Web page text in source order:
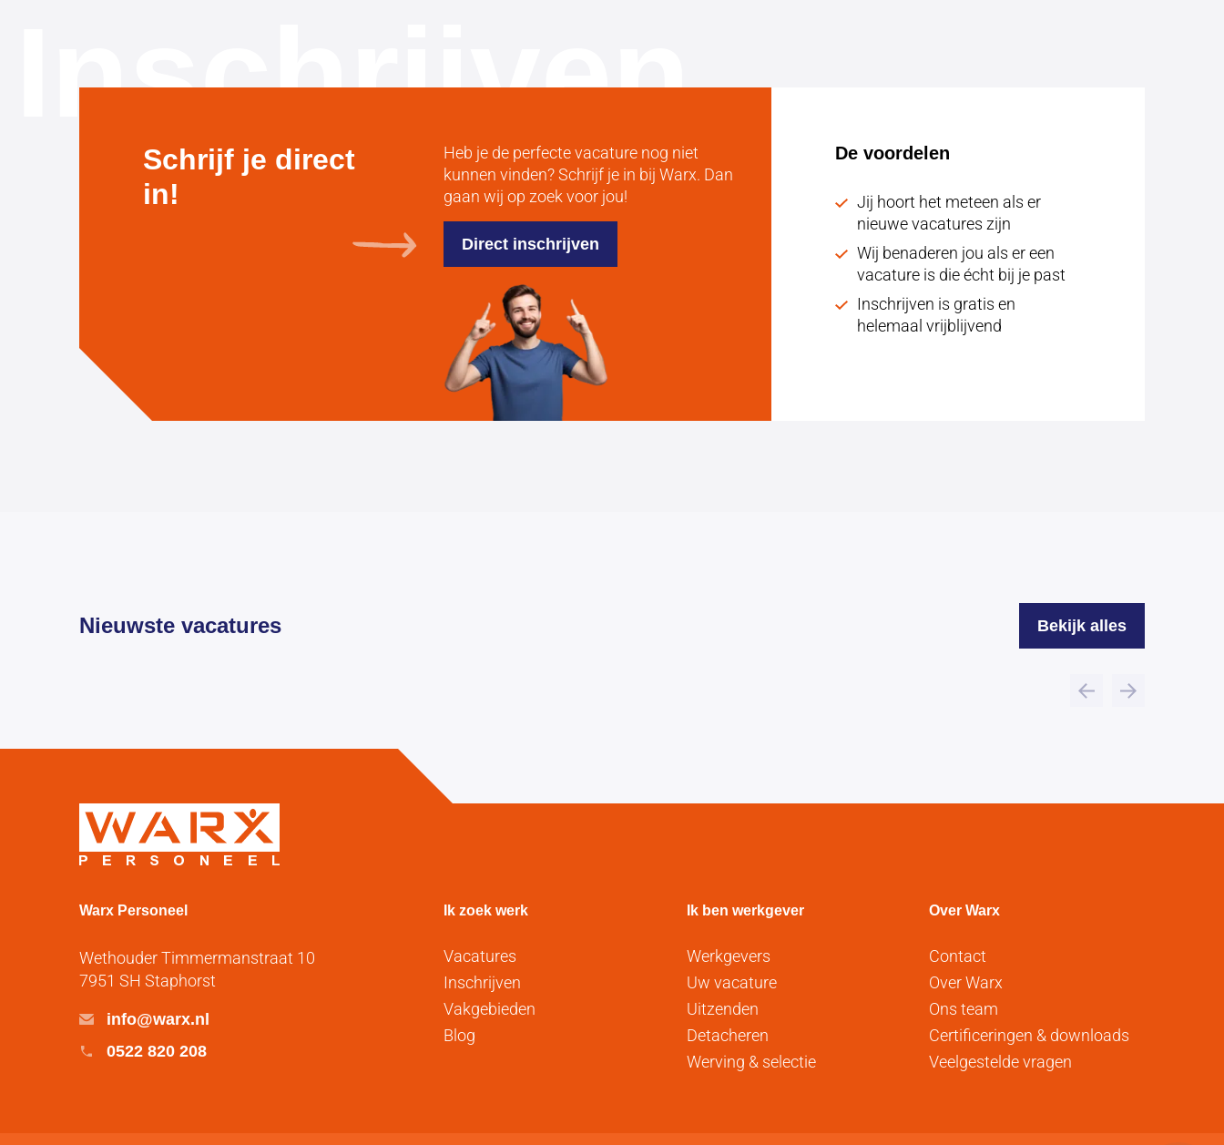
Inschrijven
Schrijf je direct
in!
Heb je de perfecte vacature nog niet
kunnen vinden? Schrijf je in bij Warx. Dan
gaan wij op zoek voor jou!
Direct inschrijven
De voordelen
Jij hoort het meteen als er
nieuwe vacatures zijn
Wij benaderen jou als er een
vacature is die écht bij je past
Inschrijven is gratis en
helemaal vrijblijvend
Nieuwste vacatures Bekijk alles
Warx Personeel
Wethouder Timmermanstraat 10
7951 SH Staphorst
info@warx.nl
0522 820 208
Ik zoek werk
Vacatures
Inschrijven
Vakgebieden
Blog
Ik ben werkgever
Werkgevers
Uw vacature
Uitzenden
Detacheren
Werving & selectie
Over Warx
Contact
Over Warx
Ons team
Certificeringen & downloads
Veelgestelde vragen